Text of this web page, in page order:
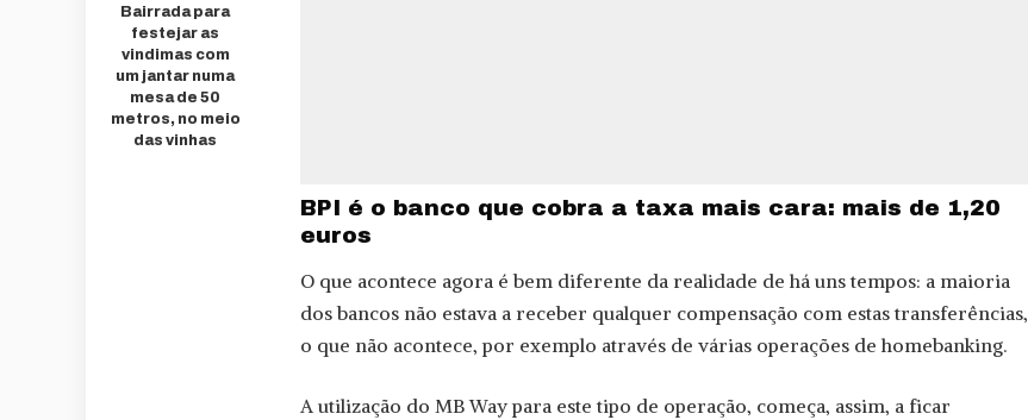
Bairrada para
festejar as
vindimas com
um jantar numa
mesa de 50
metros, no meio
das vinhas
BPI é o banco que cobra a taxa mais cara: mais de 1,20
euros
O que acontece agora é bem diferente da realidade de há uns tempos: a maioria
dos bancos não estava a receber qualquer compensação com estas transferências,
o que não acontece, por exemplo através de várias operações de homebanking.
A utilização do MB Way para este tipo de operação, começa, assim, a ficar